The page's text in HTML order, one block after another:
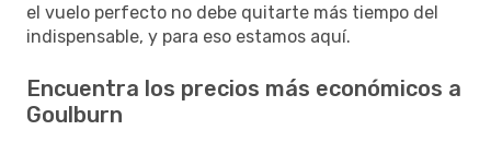
el vuelo perfecto no debe quitarte más tiempo del
indispensable, y para eso estamos aquí.
Encuentra los precios más económicos a
Goulburn